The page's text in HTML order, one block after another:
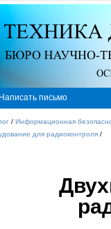
Написать письмо
/ Информационная
для радиоконтроля /